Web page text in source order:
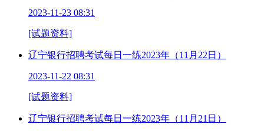
2023-11-23 08:31
[试题资料]
辽宁银行招聘考试每日一练2023年（11月22日）
2023-11-22 08:31
[试题资料]
辽宁银行招聘考试每日一练2023年（11月21日）